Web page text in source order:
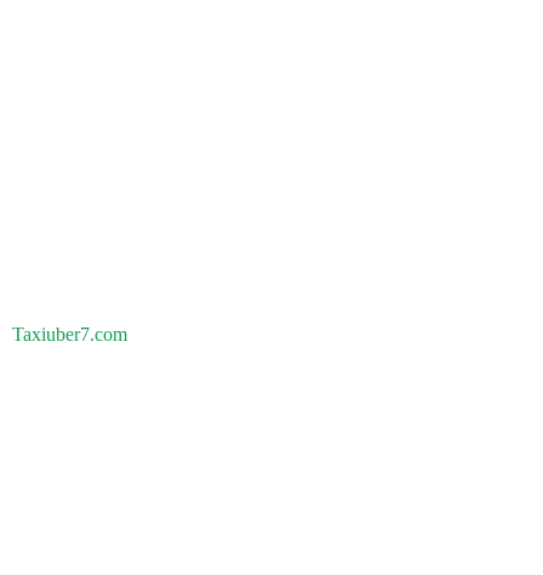
Taxiuber7.com